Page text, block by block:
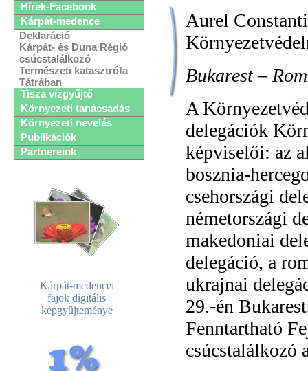
Hírek-Facebook
Kárpát-medence
Deklaráció
Kárpát- és Duna Régió
csúcstalálkozó
Természeti katasztrófa
Tátrában
Tisza vízgyűjtő
Környezeti tanácsadás
Környezeti nevelés
Publikációk
Partnereink
Kárpát-medencei
fajok digitális
képgyűjteménye
Aurel
Bukarest –
A
delegációk
képviselői: az
bosznia-
csehországi
németországi
makedoniai
delegáció, a
ukrajnai
29.-én
Fenntartható
csúcstalálkozó